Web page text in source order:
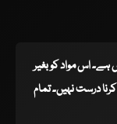
ہے۔ اس مواد کو بغیر
درست نہیں۔ تمام